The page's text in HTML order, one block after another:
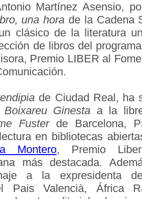
Martínez Asensio,
una hora de la Cadena
clásico de la literatura
de libros del
Premio LIBER al
de Ciudad Real, ha
Boixareu Ginesta a la
Fusterde Barcelona,
en bibliotecas
Montero, Premio
más destacada.
a la expresidenta
Pais Valencià, África